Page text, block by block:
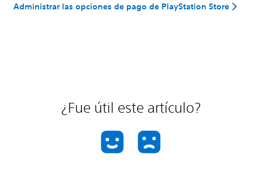
Administrar las opciones de pago de PlayStation Store
¿Fue útil este artículo?